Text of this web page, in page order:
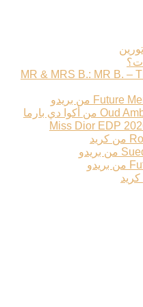
MR & MRS B.: MR B. –